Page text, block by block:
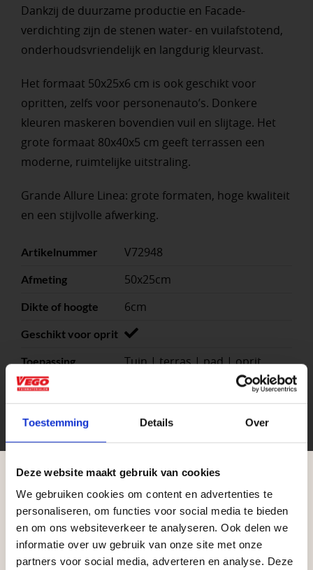
Toestemming Details Over
Deze website maakt gebruik van cookies
We gebruiken cookies om content en advertenties te
personaliseren, om functies voor social media te bieden
en om ons websiteverkeer te analyseren. Ook delen we
informatie over uw gebruik van onze site met onze
partners voor social media, adverteren en analyse. Deze
Dankzij de duurzame productie en Facade-
verdichting zijn de stenen water- en vuilafstotend,
onderhoudsvriendelijk en langdurig kleurvast.
Het formaat 50x25x6 cm is ook geschikt voor
opritten, zelfs voor personenauto’s. Donkere
kleuren maskeren bovendien vuil en slijtage. Het
grote formaat 80x40x5 cm geeft terrassen een
moderne, ruimtelijke uitstraling.
Grande Allure Linea: grote formaten, hoge kwaliteit
en een stijlvolle afwerking.
Artikelnummer V72948
Afmeting 50x25cm
Dikte of hoogte 6cm
Geschikt voor oprit
Toepassing Tuin | terras | pad | oprit
Materiaal
Stuks per eenheid
Kleuren Antraciet, Grijs, Zwart
Eenheid m²
Aangepaste openingstijden tijdens de
vakantieperiode
Waardenburg en Vego Dordrecht hanteren tijdens